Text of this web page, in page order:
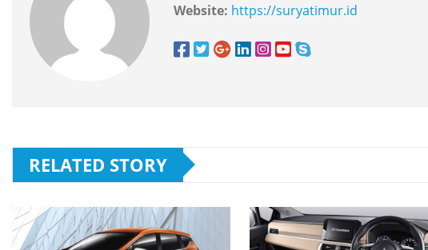
Website: https://suryatimur.id
RELATED STORY